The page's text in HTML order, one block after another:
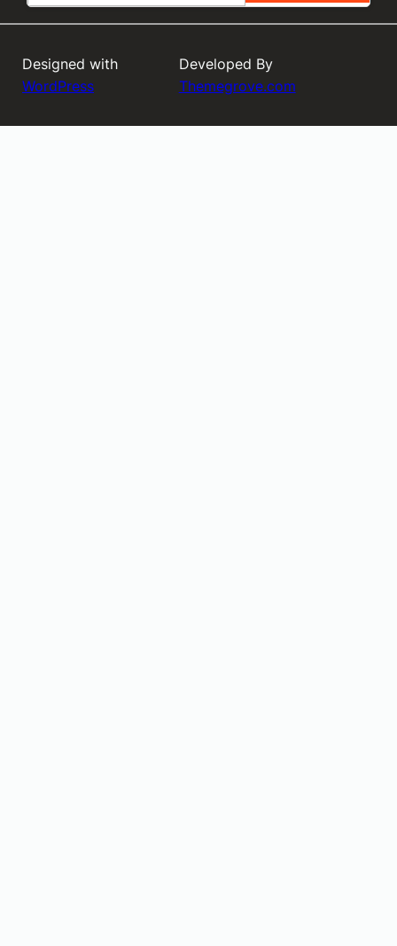
Designed with
WordPress
Developed By
Themegrove.com